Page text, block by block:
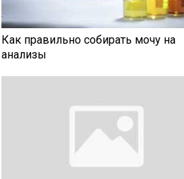
Как правильно собирать мочу на
анализы